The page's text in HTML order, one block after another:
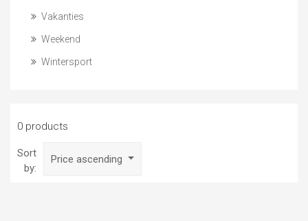
Vakanties
Weekend
Wintersport
0 products
Sort
by:
Price ascending